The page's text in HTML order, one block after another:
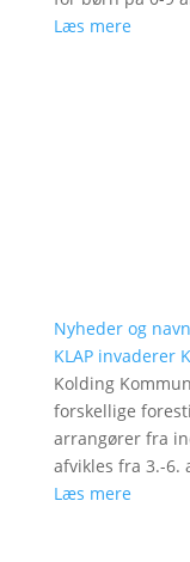
Læs mere
Nyheder og
KLAP invaderer
Kolding
forskellige
arrangører fra
afvikles fra 3.-6.
Læs mere